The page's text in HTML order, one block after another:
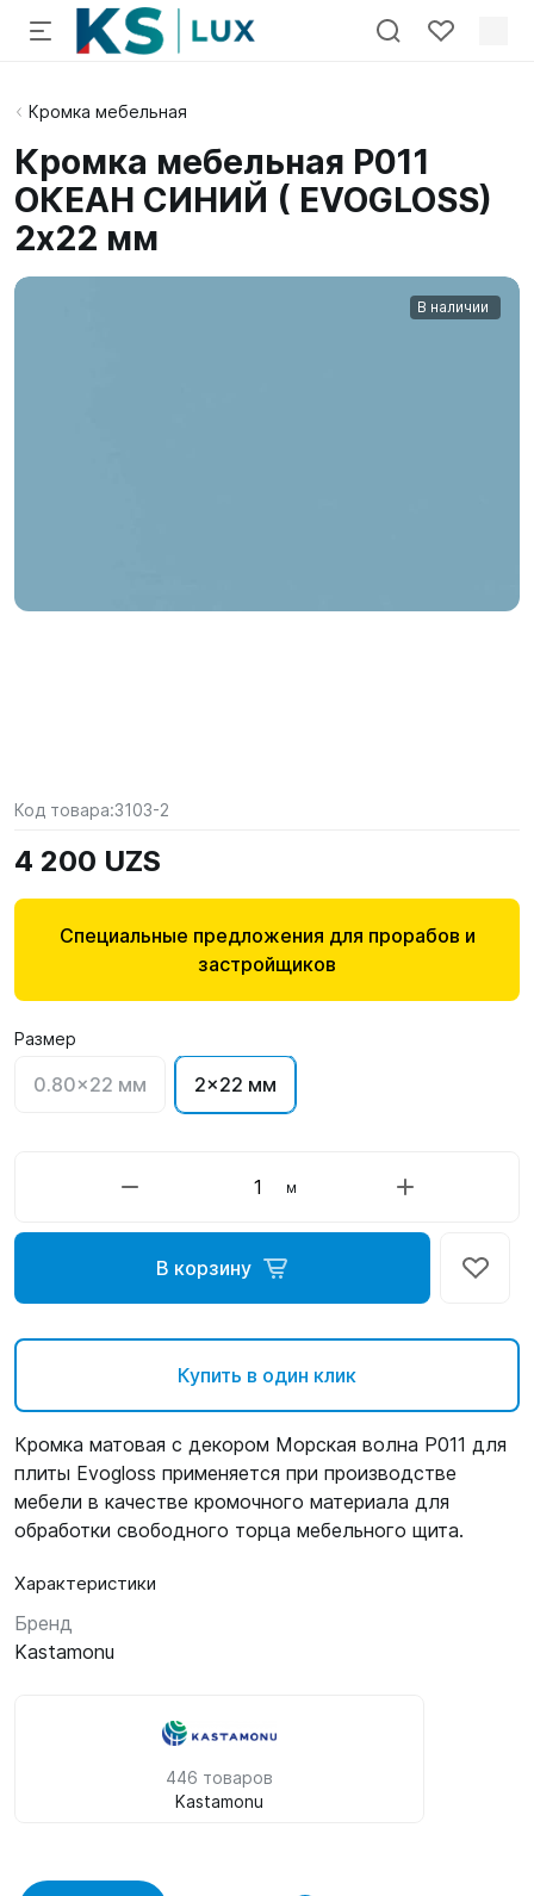
Кромка мебельная
Кромка мебельная P011
ОКЕАН СИНИЙ ( EVOGLOSS)
2x22 мм
В наличии
Код товара:3103-2
4 200 UZS
Специальные предложения для прорабов и
застройщиков
Размер
0.80x22 мм 2x22 мм
м
В корзину
Купить в один клик
Кромка матовая с декором Морская волна P011 для
плиты Evogloss применяется при производстве
мебели в качестве кромочного материала для
обработки свободного торца мебельного щита.
Характеристики
Бренд
Kastamonu
446 товаров
Kastamonu